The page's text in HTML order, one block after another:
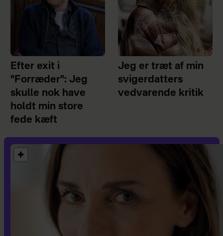
Efter exit i
"Forræder": Jeg
skulle nok have
holdt min store
fede kæft
Jeg er træt af min
svigerdatters
vedvarende kritik